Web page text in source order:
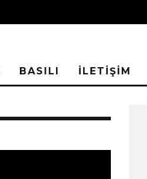
BASILI İLETİŞİM